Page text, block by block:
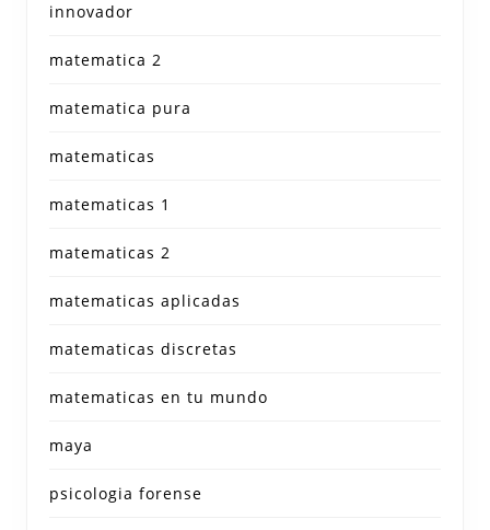
innovador
matematica 2
matematica pura
matematicas
matematicas 1
matematicas 2
matematicas aplicadas
matematicas discretas
matematicas en tu mundo
maya
psicologia forense